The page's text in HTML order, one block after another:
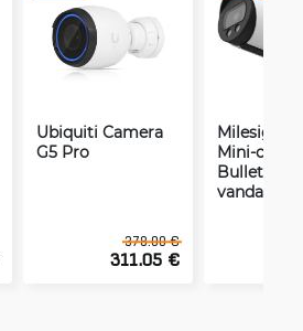
Ubiquiti Camera
G5 Pro
378.00 €
311.05 €
Milesight
Mini-
Bullet anti-